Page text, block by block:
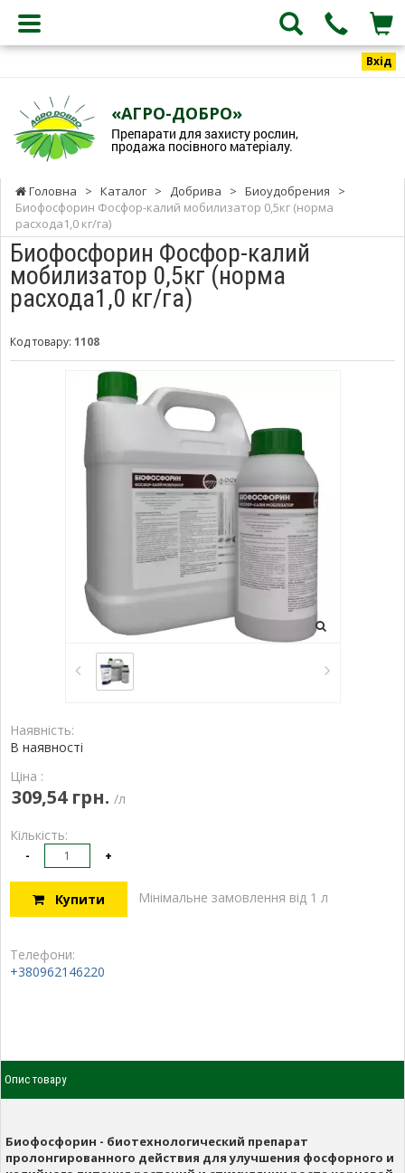
Вхід
«АГРО-ДОБРО»
Препарати для захисту рослин,
продажа посівного матеріалу.
Головна > Каталог > Добрива > Биоудобрения
>
Биофосфорин Фосфор-калий мобилизатор 0,5кг (норма
расхода1,0 кг/га)
Биофосфорин Фосфор-калий
мобилизатор 0,5кг (норма
расхода1,0 кг/га)
Код товару: 1108
Наявність:
В наявності
Ціна :
309,54 грн. /л
Кількість:
- +
Купити Мінімальне замовлення від 1 л
Телефони:
+380962146220
Опис товару
Биофосфорин - биотехнологический препарат
пролонгированного действия для улучшения фосфорного и